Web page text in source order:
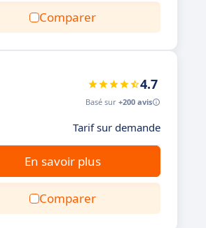
Comparer
4.7
Basé sur +200 avis
Tarif sur demande
En savoir plus
Comparer